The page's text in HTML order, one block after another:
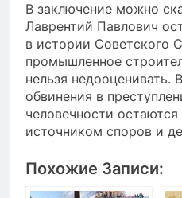
В заключение можно
Лаврентий Павлович
в истории Советского
промышленное
нельзя недооценивать.
обвинения в
человечности
источником споров и
Похожие Записи: